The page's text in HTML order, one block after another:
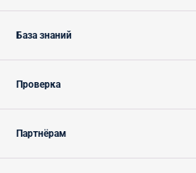
База знаний
Проверка
Партнёрам